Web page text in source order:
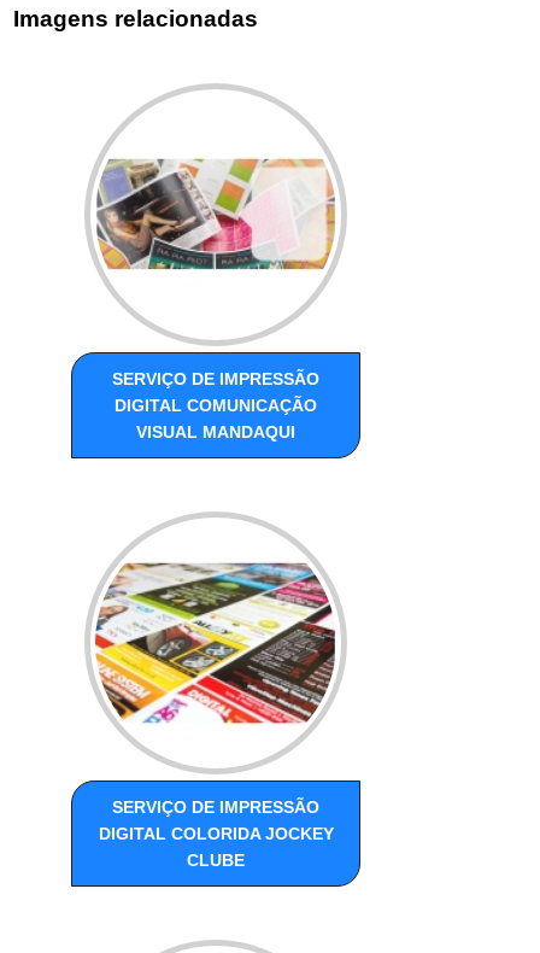
Imagens relacionadas
SERVIÇO DE IMPRESSÃO
DIGITAL COMUNICAÇÃO
VISUAL MANDAQUI
SERVIÇO DE IMPRESSÃO
DIGITAL COLORIDA JOCKEY
CLUBE